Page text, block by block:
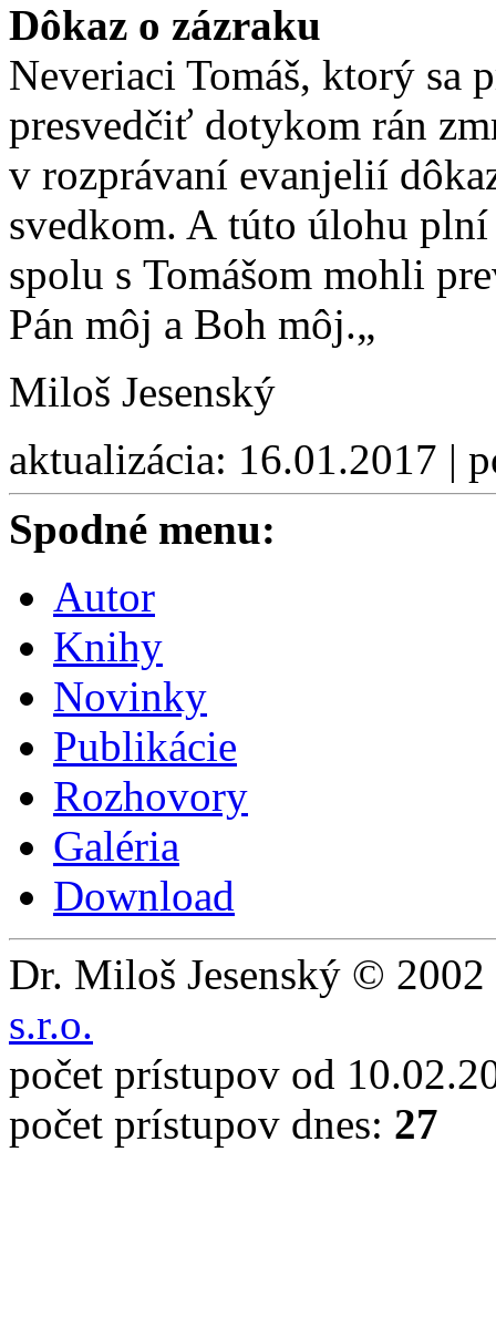
Dôkaz o zázraku
Neveriaci Tomáš, ktorý sa
presvedčiť dotykom rán
v rozprávaní evanjelií
svedkom. A túto úlohu
spolu s Tomášom mohli
Pán môj a Boh môj.„
Miloš Jesenský
aktualizácia: 16.01.2017 |
Spodné menu:
Autor
Knihy
Novinky
Publikácie
Rozhovory
Galéria
Download
Dr. Miloš Jesenský ©
s.r.o.
počet prístupov od
počet prístupov dnes: 27